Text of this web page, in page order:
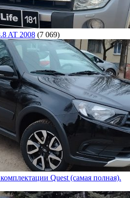
AT 2008 (7 069)
Quest (самая полная).